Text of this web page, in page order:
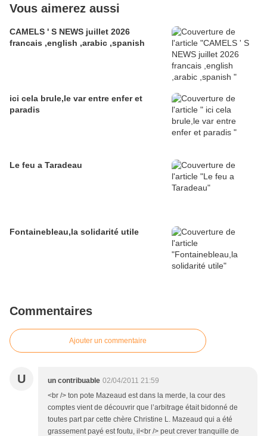
Vous aimerez aussi
CAMELS ' S NEWS juillet 2026
francais ,english ,arabic ,spanish
ici cela brule,le var entre enfer et
paradis
Le feu a Taradeau
Fontainebleau,la solidarité utile
Commentaires
Ajouter un commentaire
U un contribuable 02/04/2011 21:59
<br /> ton pote Mazeaud est dans la merde, la cour des
comptes vient de découvrir que l’arbitrage était bidonné de
toutes part par cette chère Christine L. Mazeaud qui a été
grassement payé est foutu, il<br /> peut crever tranquille de